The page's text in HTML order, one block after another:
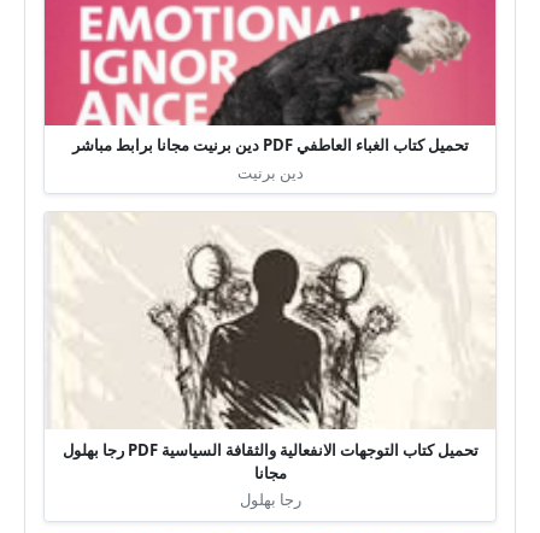
تحميل كتاب الغباء العاطفي PDF دين برنيت مجانا برابط مباشر
دين برنيت
تحميل كتاب التوجهات الانفعالية والثقافة السياسية PDF رجا بهلول
مجانا
رجا بهلول